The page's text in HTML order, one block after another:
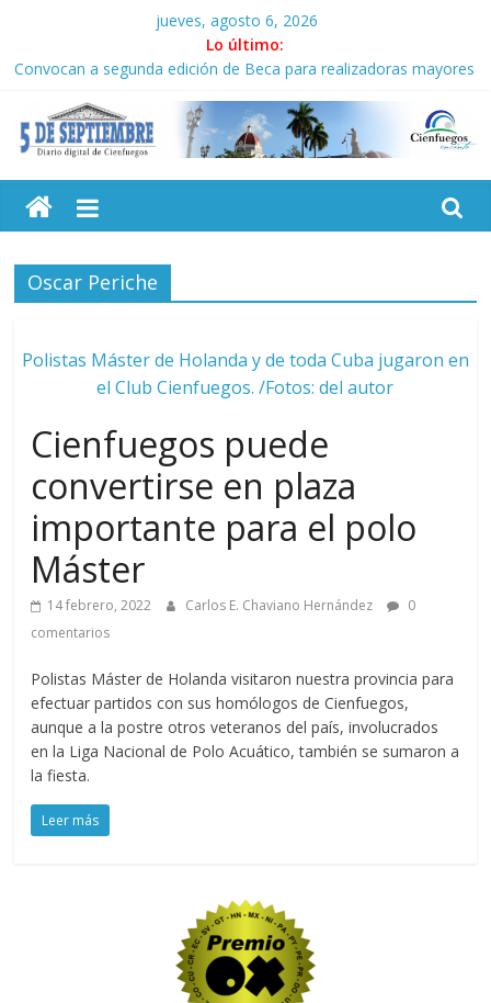
contenido
jueves, agosto 6, 2026
Lo último:
Convocan a segunda edición de Beca para realizadoras mayores
Neo-macartismo gourmet
Culmina servicio militar activo para jóvenes en Cienfuegos
Otorgan Medalla de la Amistad al activista Donald Dutherland
5
Septiembre
Diario
Cienfuegos,
Oscar Periche
Polistas Máster de Holanda y de toda Cuba jugaron en
el Club Cienfuegos. /Fotos: del autor
Cienfuegos puede
convertirse en plaza
importante para el polo
Máster
14 febrero, 2022 Carlos E. Chaviano Hernández
0
comentarios
Polistas Máster de Holanda visitaron nuestra provincia para
efectuar partidos con sus homólogos de Cienfuegos,
aunque a la postre otros veteranos del país, involucrados
en la Liga Nacional de Polo Acuático, también se sumaron a
la fiesta.
Leer más